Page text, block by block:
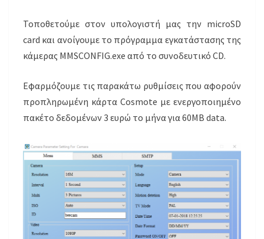
Τοποθετούμε στον υπολογιστή μας την microSD
card και ανοίγουμε το πρόγραμμα εγκατάστασης της
κάμερας MMSCONFIG.exe από το συνοδευτικό CD.
Εφαρμόζουμε τις παρακάτω ρυθμίσεις που αφορούν
προπληρωμένη κάρτα Cosmote με ενεργοποιημένο
πακέτο δεδομένων 3 ευρώ το μήνα για 60ΜΒ data.